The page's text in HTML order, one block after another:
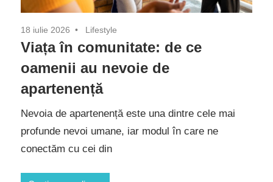
18 iulie 2026 Lifestyle
Viața în comunitate: de ce
oamenii au nevoie de
apartenență
Nevoia de apartenență este una dintre cele mai
profunde nevoi umane, iar modul în care ne
conectăm cu cei din